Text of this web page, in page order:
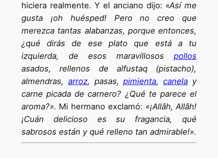
hiciera realmente. Y el anciano dijo: «Así me
gusta ¡oh huésped! Pero no creo que
merezca tantas alabanzas, porque entonces,
¿qué dirás de ese plato que está a tu
izquierda, de esos maravillosospollos
asados, rellenos de alfustaq (pistacho),
almendras, arroz, pasas,pimienta,canela y
carne picada de carnero? ¿Qué te parece el
aroma?». Mi hermano exclamó: «¡Allâh, Allâh!
¡Cuán delicioso es su fragancia, qué
sabrosos están y qué relleno tan admirable!».